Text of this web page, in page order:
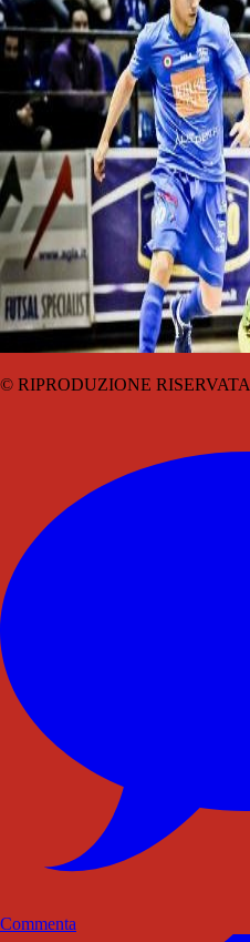
© RIPRODUZIONE RISERVATA
Commenta